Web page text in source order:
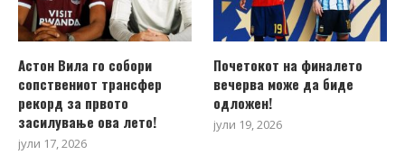
Астон Вила го собори
сопствениот трансфер
рекорд за првото
засилување ова лето!
јули 17, 2026
Почетокот на финалето
вечерва може да биде
одложен!
јули 19, 2026